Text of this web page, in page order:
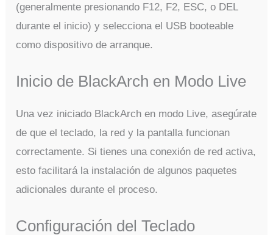
(generalmente presionando F12, F2, ESC, o DEL
durante el inicio) y selecciona el USB booteable
como dispositivo de arranque.
Inicio de BlackArch en Modo Live
Una vez iniciado BlackArch en modo Live, asegúrate
de que el teclado, la red y la pantalla funcionan
correctamente. Si tienes una conexión de red activa,
esto facilitará la instalación de algunos paquetes
adicionales durante el proceso.
Configuración del Teclado